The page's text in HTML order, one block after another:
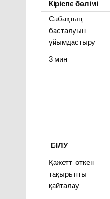
Кіріспе бөлімі
Сабақтың
басталуын
ұйымдастыру
3 мин
БІЛУ
Қажетті өткен
тақырыпты
қайталау